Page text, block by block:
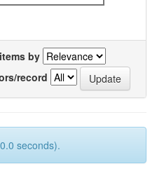
by
record
seconds).